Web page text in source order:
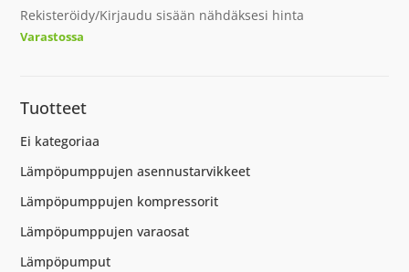
Rekisteröidy/Kirjaudu sisään nähdäksesi hinta
Varastossa
Tuotteet
Ei kategoriaa
Lämpöpumppujen asennustarvikkeet
Lämpöpumppujen kompressorit
Lämpöpumppujen varaosat
Lämpöpumput